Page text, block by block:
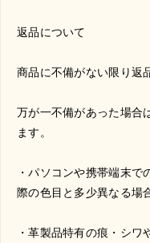
返品について
商品に不備がない限り返
万が一不備があった場合
ます。
・パソコンや携帯端末
際の色目と多少異なる場
・革製品特有の痕・シ